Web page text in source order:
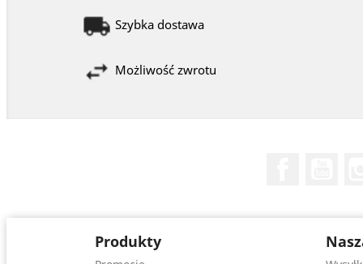
Szybka dostawa
Możliwość zwrotu
Produkty